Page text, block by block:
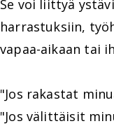
Se voi liittyä
harrastuksiin,
vapaa-aikaan tai
"Jos rakastat
"Jos välittäisit